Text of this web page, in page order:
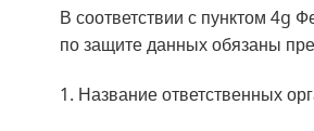
В соответствии с пунктом 4g
по защите данных обязаны
1. Название ответственных